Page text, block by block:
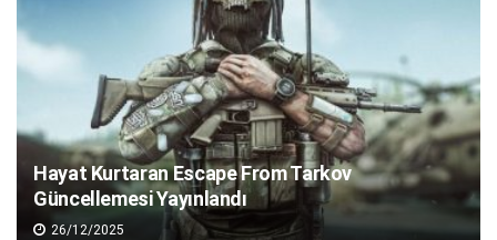
Hayat Kurtaran Escape From Tarkov
Güncellemesi Yayınlandı
26/12/2025